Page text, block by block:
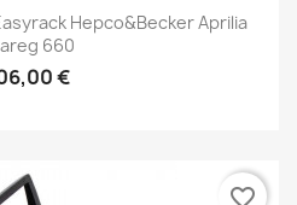
Hepco&Becker Aprilia
660
€
favorite_border